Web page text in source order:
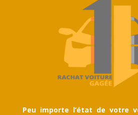
Peu importe l’état de votre